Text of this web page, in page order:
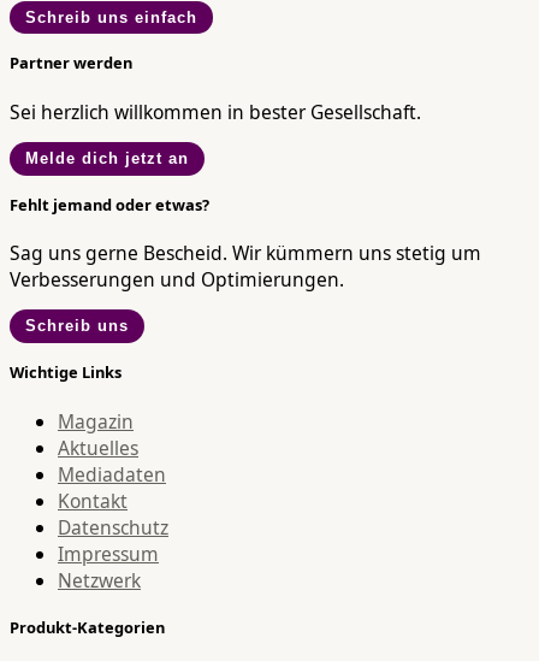
Schreib uns einfach
Partner werden
Sei herzlich willkommen in bester Gesellschaft.
Melde dich jetzt an
Fehlt jemand oder etwas?
Sag uns gerne Bescheid. Wir kümmern uns stetig um
Verbesserungen und Optimierungen.
Schreib uns
Wichtige Links
Magazin
Aktuelles
Mediadaten
Kontakt
Datenschutz
Impressum
Netzwerk
Produkt-Kategorien